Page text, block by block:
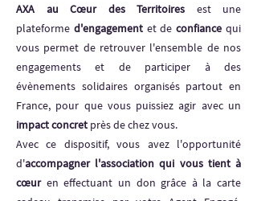
AXA au Cœur des Territoires est une
plateforme d'engagementet deconfiance qui
vous permet de retrouver l'ensemble de nos
engagements et de participer à des
évènements solidaires organisés partout en
France, pour que vous puissiez agir avec un
impact concret près de chez vous.
Avec ce dispositif, vous avez l'opportunité
d'accompagner l'association qui vous tient à
cœuren effectuant un don grâce à la carte